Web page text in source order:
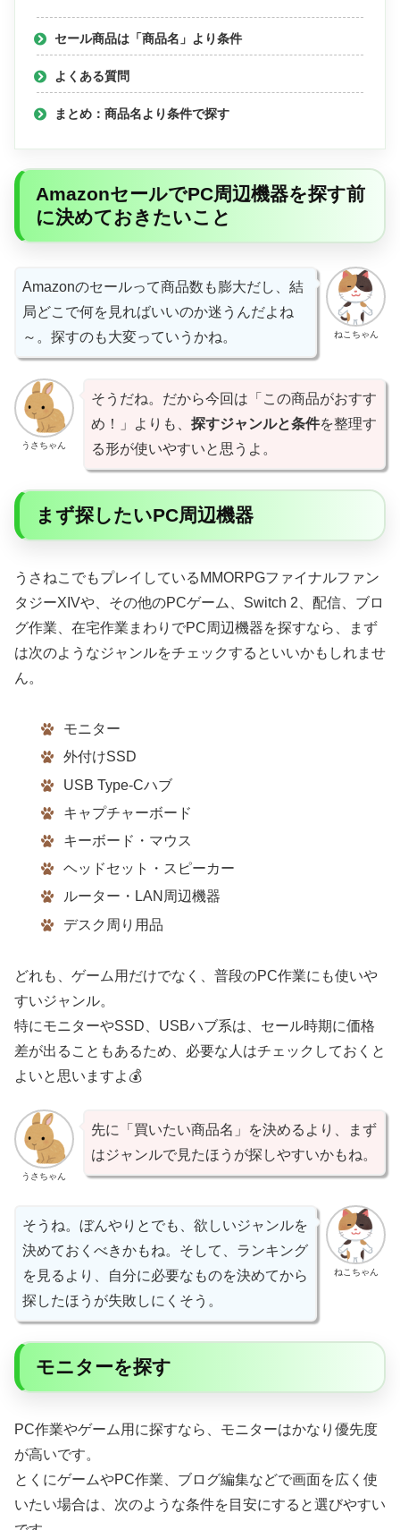
セール商品は「商品名」より条件
よくある質問
まとめ：商品名より条件で探す
AmazonセールでPC周辺機器を探す前
に決めておきたいこと
ねこちゃん
Amazonのセールって商品数も膨大だし、結
局どこで何を見ればいいのか迷うんだよね
～。探すのも大変っていうかね。
うさちゃん
そうだね。だから今回は「この商品がおすす
め！」よりも、 探すジャンルと条件を整理す
る形が使いやすいと思うよ。
まず探したいPC周辺機器
うさねこでもプレイしているMMORPGファイナルファン
タジーXIVや、その他のPCゲーム、Switch 2、配信、ブロ
グ作業、在宅作業まわりでPC周辺機器を探すなら、まず
は次のようなジャンルをチェックするといいかもしれませ
ん。
モニター
外付けSSD
USB Type-Cハブ
キャプチャーボード
キーボード・マウス
ヘッドセット・スピーカー
ルーター・LAN周辺機器
デスク周り用品
どれも、ゲーム用だけでなく、普段のPC作業にも使いや
すいジャンル。
特にモニターやSSD、USBハブ系は、セール時期に価格
差が出ることもあるため、必要な人はチェックしておくと
よいと思いますよ💰️
うさちゃん
先に「買いたい商品名」を決めるより、まず
はジャンルで見たほうが探しやすいかもね。
ねこちゃん
そうね。ぼんやりとでも、欲しいジャンルを
決めておくべきかもね。そして、ランキング
を見るより、自分に必要なものを決めてから
探したほうが失敗しにくそう。
モニターを探す
PC作業やゲーム用に探すなら、モニターはかなり優先度
が高いです。
とくにゲームやPC作業、ブログ編集などで画面を広く使
いたい場合は、次のような条件を目安にすると選びやすい